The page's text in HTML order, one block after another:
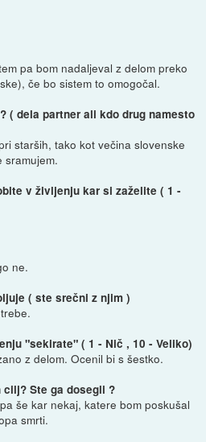
pa bom nadaljeval z delom preko
če bo sistem to omogočal.
( dela partner ali kdo drug namesto
starših, tako kot večina slovenske
sramujem.
v življenju kar si zaželite ( 1 -
ne.
( ste srečni z njim )
"sekirate" ( 1 - Nič , 10 - Veliko)
z delom. Ocenil bi s šestko.
Ste ga dosegli ?
še kar nekaj, katere bom poskušal
smrti.